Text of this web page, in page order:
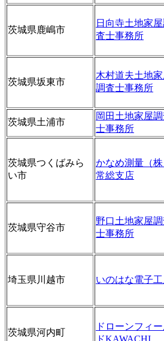
茨城県鹿嶋市
日向寺土地家屋
査士事務所
茨城県坂東市
木村道夫土地
調査士事務所
茨城県土浦市
岡田土地家屋
士事務所
茨城県つくばみら
い市
かなめ測量（株
常総支店
茨城県守谷市
野口土地家屋
士事務所
埼玉県川越市 いのはな電子
茨城県河内町
ドローンフィ
ドKAWACHI